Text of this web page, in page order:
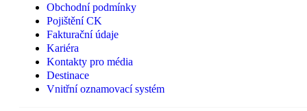
Obchodní podmínky
Pojištění CK
Fakturační údaje
Kariéra
Kontakty pro média
Destinace
Vnitřní oznamovací systém